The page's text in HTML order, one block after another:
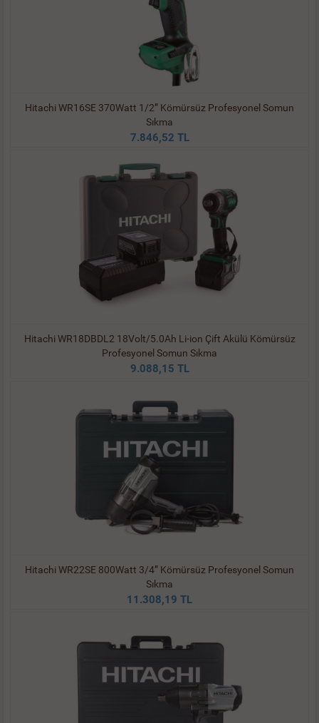
Hitachi WR16SE 370Watt 1/2” Kömürsüz Profesyonel Somun
Sıkma
7.846,52 TL
Hitachi WR18DBDL2 18Volt/5.0Ah Li-ion Çift Akülü Kömürsüz
Profesyonel Somun Sıkma
9.088,15 TL
Hitachi WR22SE 800Watt 3/4” Kömürsüz Profesyonel Somun
Sıkma
11.308,19 TL